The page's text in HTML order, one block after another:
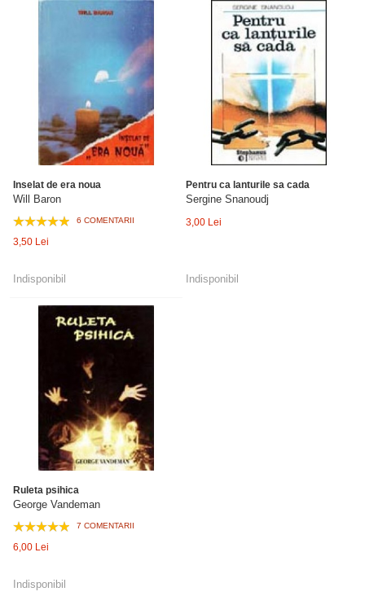
Inselat de era noua
Will Baron
6 COMENTARII
3,50 Lei
Indisponibil
Pentru ca lanturile sa cada
Sergine Snanoudj
3,00 Lei
Indisponibil
Ruleta psihica
George Vandeman
7 COMENTARII
6,00 Lei
Indisponibil